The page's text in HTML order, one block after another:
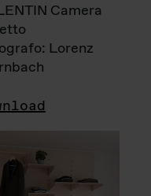
Camera
Lorenz